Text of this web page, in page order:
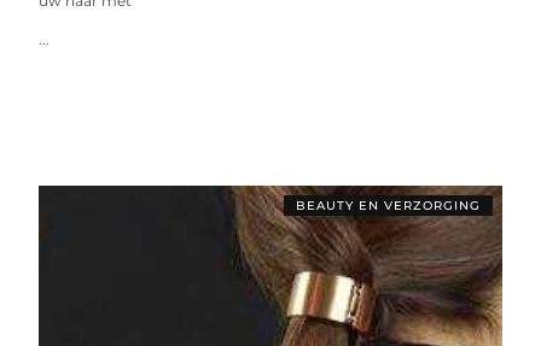
...
BEAUTY EN VERZORGING